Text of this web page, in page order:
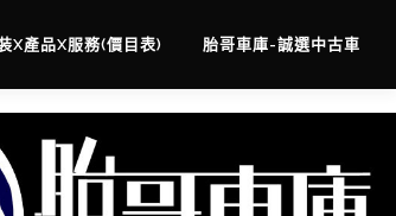
X產品X服務(價目表) 胎哥車庫-誠選中古車